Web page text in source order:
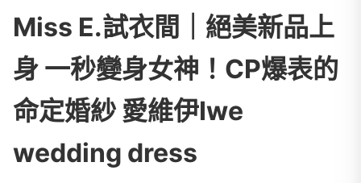
Miss E.試衣間｜絕美新品上
身 一秒變身女神！CP爆表的
命定婚紗 愛維伊Iwe
wedding dress